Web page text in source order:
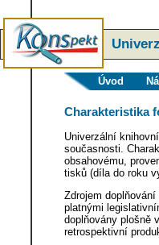
Charakteristika
Univerzální
současnosti.
obsahovému,
tisků (díla do roku
Zdrojem
platnými
doplňovány plošně
retrospektivní
Úvod